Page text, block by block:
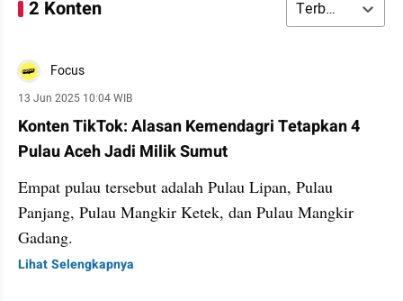
2 Konten Terbaru
Focus
13 Jun 2025 10:04 WIB
Konten TikTok: Alasan Kemendagri Tetapkan 4
Pulau Aceh Jadi Milik Sumut
Empat pulau tersebut adalah Pulau Lipan, Pulau
Panjang, Pulau Mangkir Ketek, dan Pulau Mangkir
Gadang.
Lihat Selengkapnya